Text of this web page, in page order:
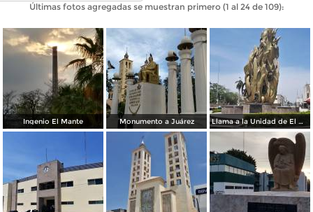
Últimas fotos agregadas se muestran primero (1 al 24 de 109):
Ingenio El Mante Monumento a Juárez Llama a la Unidad de El Mante